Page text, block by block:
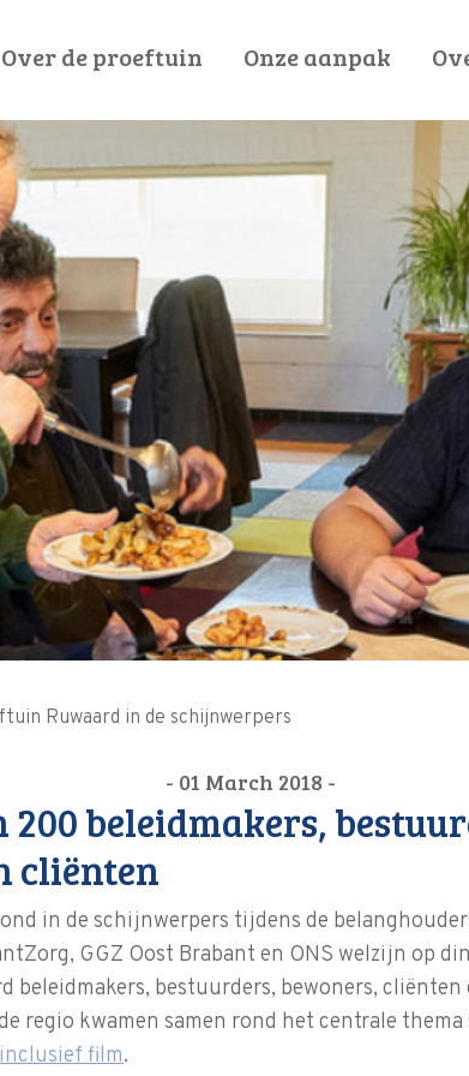
Over de proeftuin
Bestuurders
Samenwerkingspartners
Samenwerkwijze Oss
Onze aanpak
Ruwaard in de schijnwerpers
- 01 March 2018 -
200 beleidmakers,
cliënten
in de schijnwerpers tijdens de
GGZ Oost Brabant en ONS welzijn op
beleidmakers, bestuurders, bewoners, cliënten
regio kwamen samen rond het centrale
film.